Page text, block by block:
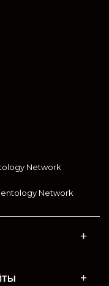
Network
Network